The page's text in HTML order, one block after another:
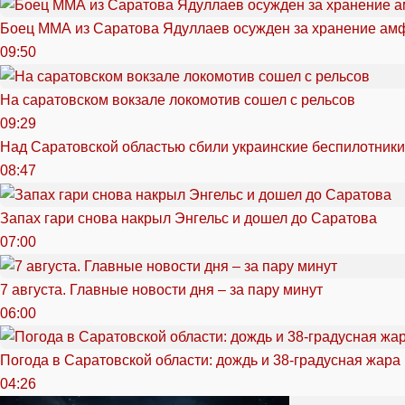
Боец ММА из Саратова Ядуллаев осужден за хранение
09:50
На саратовском вокзале локомотив сошел с рельсов
09:29
Над Саратовской областью сбили украинские беспилотники
08:47
Запах гари снова накрыл Энгельс и дошел до Саратова
07:00
7 августа. Главные новости дня – за пару минут
06:00
Погода в Саратовской области: дождь и 38-градусная жара
04:26